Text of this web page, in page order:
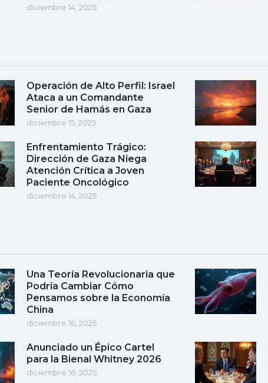
diciembre 14, 2025
Operación de Alto Perfil: Israel
Ataca a un Comandante
Senior de Hamás en Gaza
diciembre 15, 2025
Enfrentamiento Trágico:
Dirección de Gaza Niega
Atención Crítica a Joven
Paciente Oncológico
diciembre 14, 2025
Una Teoría Revolucionaria que
Podría Cambiar Cómo
Pensamos sobre la Economía
China
diciembre 16, 2025
Anunciado un Épico Cartel
para la Bienal Whitney 2026
diciembre 16, 2025